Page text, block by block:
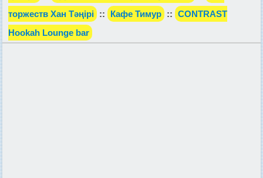
торжеств Хан Тәңірі :: Кафе Тимур :: CONTRAST
Hookah Lounge bar